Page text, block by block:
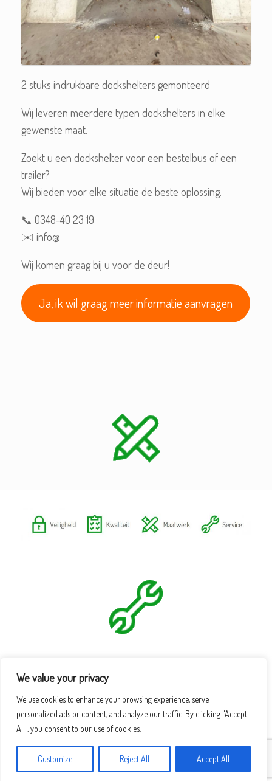
We value your privacy
We use cookies to enhance your browsing experience, serve
personalized ads or content, and analyze our traffic. By clicking "Accept
All", you consent to our use of cookies.
Customize Reject All Accept All
2 stuks indrukbare dockshelters gemonteerd
Wij leveren meerdere typen dockshelters in elke
gewenste maat.
Zoekt u een dockshelter voor een bestelbus of een
trailer?
Wij bieden voor elke situatie de beste oplossing.
📞 0348-40 23 19
✉️ info@
Wij komen graag bij u voor de deur!
Ja, ik wil graag meer informatie aanvragen
Thema doorSiteOrigin